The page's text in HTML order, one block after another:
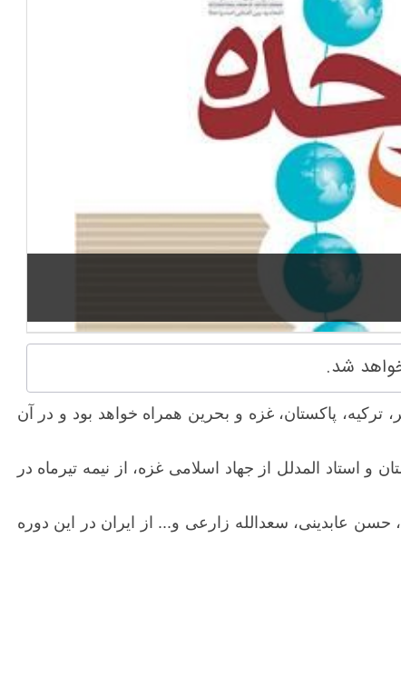
شد.
پاکستان، غزه و بحرین همراه خواهد بود و در آن
استاد المدلل از جهاد اسلامی غزه، از نیمه تیرماه در
عابدینی، سعدالله زارعی و... از ایران در این دوره